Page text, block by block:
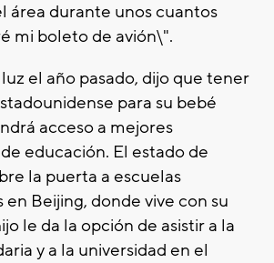
área durante unos cuantos
mi boleto de avión\".
el año pasado, dijo que tener
para su bebé
acceso a mejores
educación. El estado de
la puerta a escuelas
Beijing, donde vive con su
le da la opción de asistir a la
y a la universidad en el